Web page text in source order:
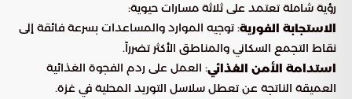
رؤية شاملة تعتمد على ثلاثة مسارات حيوية:
الاستجابة الفورية: توجيه الموارد والمساعدات بسرعة فائقة إلى
نقاط التجمع السكاني والمناطق الأكثر تضرراً.
استدامة الأمن الغذائي: العمل على ردم الفجوة الغذائية
العميقة الناتجة عن تعطل سلاسل التوريد المحلية في غزة.